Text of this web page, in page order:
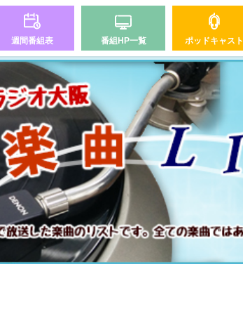
週間番組表 番組HP一覧 ポッドキャスト